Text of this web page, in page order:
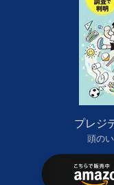
プレジ
頭の